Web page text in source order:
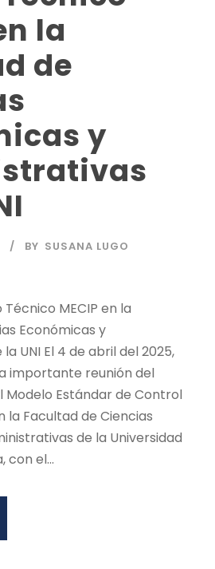
la
de
y
BY SUSANA LUGO
Técnico MECIP en la
Económicas y
UNI El 4 de abril del 2025,
importante reunión del
Modelo Estándar de Control
la Facultad de Ciencias
de la Universidad
con el...